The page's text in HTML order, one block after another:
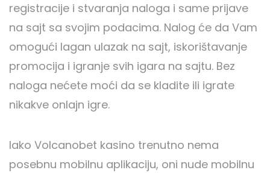
registracije i stvaranja naloga i same prijave
na sajt sa svojim podacima. Nalog će da Vam
omogući lagan ulazak na sajt, iskorištavanje
promocija i igranje svih igara na sajtu. Bez
naloga nećete moći da se kladite ili igrate
nikakve onlajn igre.
Iako Volcanobet kasino trenutno nema
posebnu mobilnu aplikaciju, oni nude mobilnu